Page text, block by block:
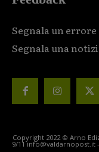
Segnala un errore
Segnala una
Copyright 2022 © Arno
9/11 info@valdarnopost.it